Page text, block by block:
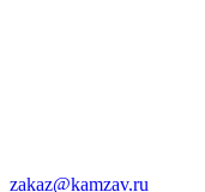
zakaz@kamzav.ru